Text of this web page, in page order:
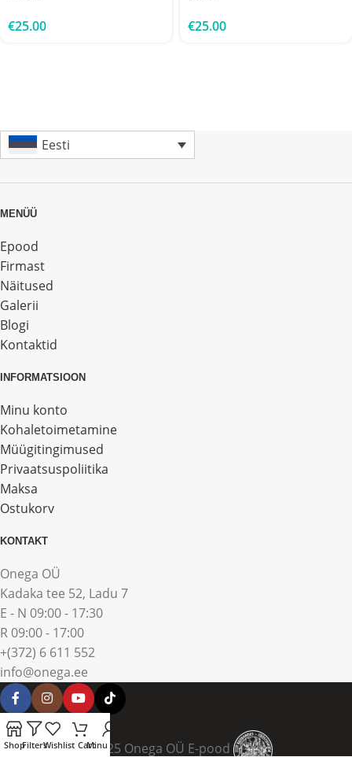
€25.00 €25.00
Eesti
MENÜÜ
Epood
Firmast
Näitused
Galerii
Blogi
Kontaktid
INFORMATSIOON
Minu konto
Kohaletoimetamine
Müügitingimused
Privaatsuspoliitika
Maksa
Ostukorv
KONTAKT
Onega OÜ
Kadaka tee 52, Ladu 7
E - N 09:00 - 17:30
R 09:00 - 17:00
+(372) 6 611 552
info@onega.ee
© 2025 Onega OÜ E-pood
ShopFiltersWishlist CartMinu konto